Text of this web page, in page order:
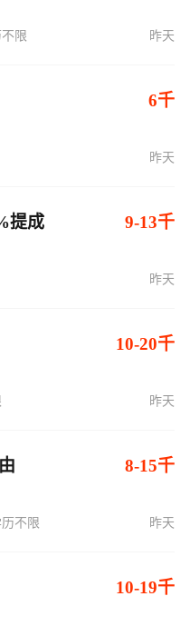
限 昨天
6千
昨天
提成 9-13千
昨天
10-20千
昨天
8-15千
不限 昨天
10-19千